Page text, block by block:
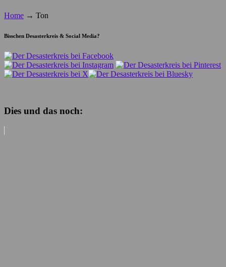
Home → Ton
Bisschen Desasterkreis & Social Media?
Dies und das noch: